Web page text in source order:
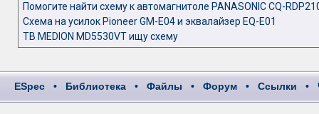
Помогите найти схему к автомагнитоле PANASONIC CQ-
Схема на усилок Pioneer GM-E04 и эквалайзер EQ-E01
ТВ MEDION MD5530VT ищу схему
ESpec • Библиотека • Файлы • Форум • Ссылки •